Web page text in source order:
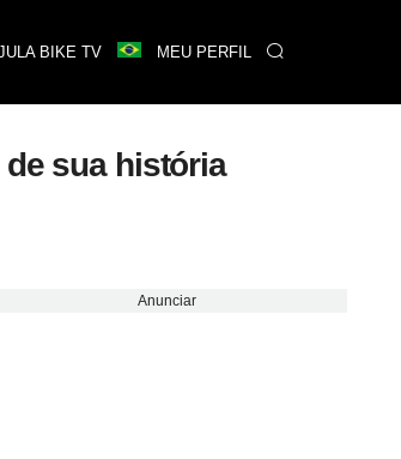
BIKE TV MEU PERFIL
sua história
Anunciar